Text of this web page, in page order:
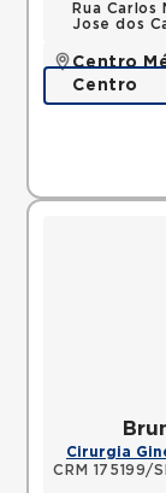
Rua Carlos
Jose dos
Centro
Centro
Rua
Cirurgia
CRM 175199/